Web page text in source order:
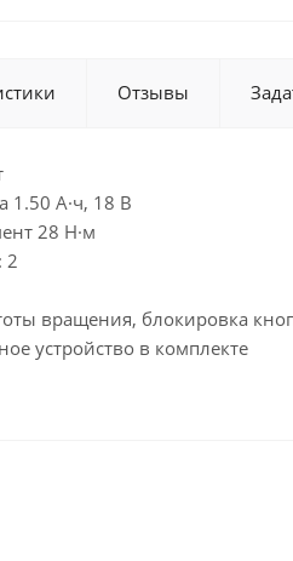
Отзывы
1.50 А·ч, 18 В
28 Н·м
2
вращения, блокировка
устройство в комплекте